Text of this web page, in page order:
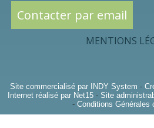
Contacter par email
MENTIONS
Site commercialisé par INDY System -
Internet réalisé par Net15- Site
- Conditions Générales